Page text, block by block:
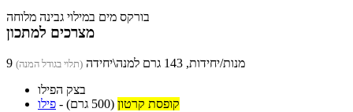
בורקס מים במילוי גבינה מלוחה
מצרכים למתכון
9 מנות/יחידות, 143 גרם למנה\יחידה (תלוי בגודל המנה)
בצק הפילו
פילו - קופסת קרטון (500 גרם)